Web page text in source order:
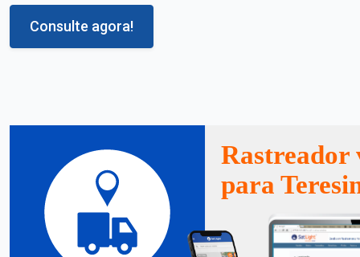
Consulte agora!
Rastreador
para